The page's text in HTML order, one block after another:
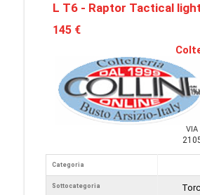
L T6 - Raptor Tactical light
145 €
VIA
Categoria
Sottocategoria